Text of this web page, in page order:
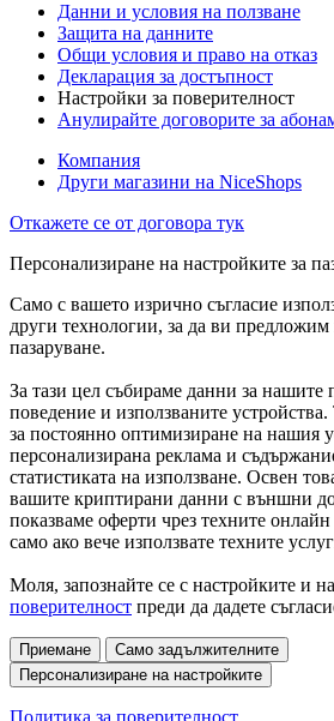
Данни и условия на ползване
Защита на данните
Общи условия и право на отказ
Декларация за достъпност
Настройки за поверителност
Анулирайте договорите за
Компания
Други магазини на NiceShops
Откажете се от договора тук
Персонализиране на настройките за
Само с вашето изрично съгласие
други технологии, за да ви
пазаруване.
За тази цел събираме данни за нашите
поведение и използваните
за постоянно оптимизиране на нашия
персонализирана реклама и
статистиката на използване. Освен
вашите криптирани данни с външни
показваме оферти чрез техните
само ако вече използвате техните
Моля, запознайте се с настройките и
поверителност преди да дадете
Приемане
Само задължителните
Персонализиране на настройките
Политика за поверителност